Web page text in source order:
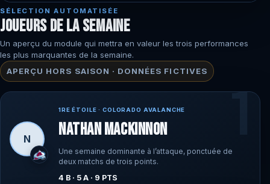
SÉLECTION AUTOMATISÉE
JOUEURS DE LA SEMAINE
Un aperçu du module qui mettra en valeur les trois performances
les plus marquantes de la semaine.
APERÇU HORS SAISON · DONNÉES FICTIVES
1
N
1RE ÉTOILE · COLORADO AVALANCHE
Nathan MacKinnon
Une semaine dominante à l’attaque, ponctuée de
deux matchs de trois points.
4 B · 5 A · 9 PTS